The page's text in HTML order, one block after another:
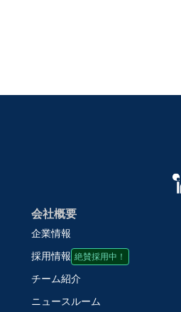
会社概要
企業情報
採用情報 絶賛採用中！
チーム紹介
ニュースルーム